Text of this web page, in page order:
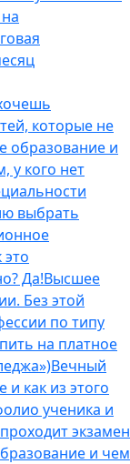
которые не
образование и
у кого нет
выбрать
Да!Высшее
Без этой
по типу
на платное
Вечный
и как из этого
ученика и
экзамен
и чем